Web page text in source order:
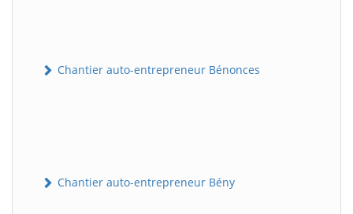
Chantier auto-entrepreneur Bénonces
Chantier auto-entrepreneur Bény